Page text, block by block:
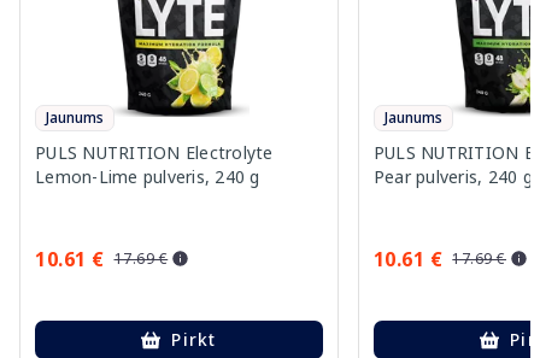
Jaunums
PULS NUTRITION Electrolyte
Lemon-Lime pulveris, 240 g
10.61 € 17.69 €
Pirkt
Jaunums
PULS NUTRITION
Pear pulveris, 240 g
10.61 € 17.69 €